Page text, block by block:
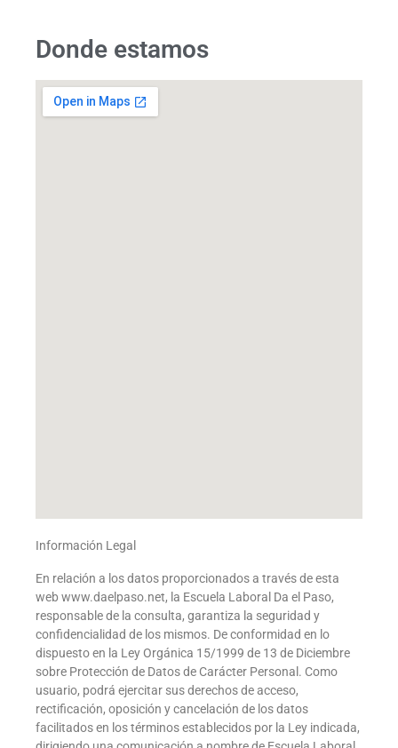
Donde estamos
Información Legal
En relación a los datos proporcionados a través de esta
web www.daelpaso.net, la Escuela Laboral Da el Paso,
responsable de la consulta, garantiza la seguridad y
confidencialidad de los mismos. De conformidad en lo
dispuesto en la Ley Orgánica 15/1999 de 13 de Diciembre
sobre Protección de Datos de Carácter Personal. Como
usuario, podrá ejercitar sus derechos de acceso,
rectificación, oposición y cancelación de los datos
facilitados en los términos establecidos por la Ley indicada,